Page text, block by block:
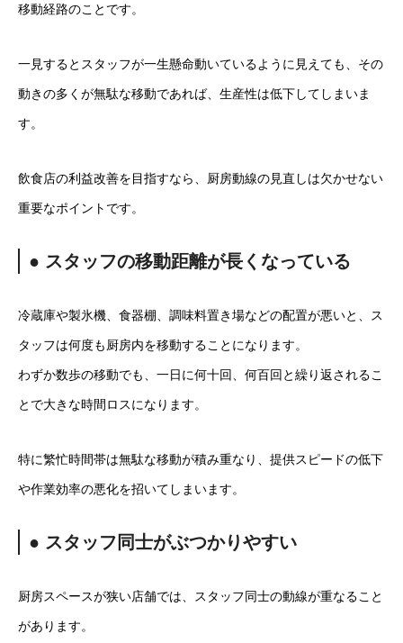
移動経路のことです。
一見するとスタッフが一生懸命動いているように見えても、その
動きの多くが無駄な移動であれば、生産性は低下してしまいま
す。
飲食店の利益改善を目指すなら、厨房動線の見直しは欠かせない
重要なポイントです。
● スタッフの移動距離が長くなっている
冷蔵庫や製氷機、食器棚、調味料置き場などの配置が悪いと、ス
タッフは何度も厨房内を移動することになります。
わずか数歩の移動でも、一日に何十回、何百回と繰り返されるこ
とで大きな時間ロスになります。
特に繁忙時間帯は無駄な移動が積み重なり、提供スピードの低下
や作業効率の悪化を招いてしまいます。
● スタッフ同士がぶつかりやすい
厨房スペースが狭い店舗では、スタッフ同士の動線が重なること
があります。